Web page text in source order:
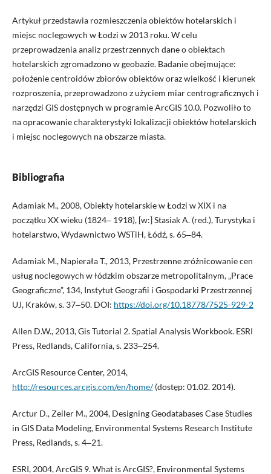
Artykuł przedstawia rozmieszczenia obiektów hotelarskich i
miejsc noclegowych w Łodzi w 2013 roku. W celu
przeprowadzenia analiz przestrzennych dane o obiektach
hotelarskich zgromadzono w geobazie. Badanie obejmujące:
położenie centroidów zbiorów obiektów oraz wielkość i kierunek
rozproszenia, przeprowadzono z użyciem miar centrograficznych i
narzędzi GIS dostępnych w programie ArcGIS 10.0. Pozwoliło to
na opracowanie charakterystyki lokalizacji obiektów hotelarskich
i miejsc noclegowych na obszarze miasta.
Bibliografia
Adamiak M., 2008, Obiekty hotelarskie w Łodzi w XIX i na
początku XX wieku (1824‒ 1918), [w:] Stasiak A. (red.), Turystyka i
hotelarstwo, Wydawnictwo WSTiH, Łódź, s. 65‒84.
Adamiak M., Napierała T., 2013, Przestrzenne zróżnicowanie cen
usług noclegowych w łódzkim obszarze metropolitalnym, „Prace
Geograficzne”, 134, Instytut Geografii i Gospodarki Przestrzennej
UJ, Kraków, s. 37‒50. DOI: https://doi.org/10.18778/7525-929-2
Allen D.W., 2013, Gis Tutorial 2. Spatial Analysis Workbook. ESRI
Press, Redlands, California, s. 233‒254.
ArcGIS Resource Center, 2014,
http://resources.arcgis.com/en/home/(dostęp: 01.02. 2014).
Arctur D., Zeiler M., 2004, Designing Geodatabases Case Studies
in GIS Data Modeling, Environmental Systems Research Institute
Press, Redlands, s. 4‒21.
ESRI, 2004, ArcGIS 9. What is ArcGIS?, Environmental Systems